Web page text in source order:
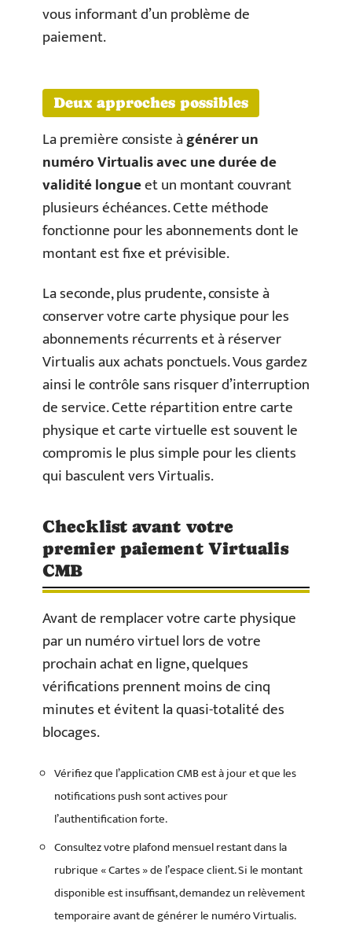
vous informant d’un problème de
paiement.
Deux approches possibles
La première consiste àgénérer un
numéro Virtualis avec une durée de
validité longueet un montant couvrant
plusieurs échéances. Cette méthode
fonctionne pour les abonnements dont le
montant est fixe et prévisible.
La seconde, plus prudente, consiste à
conserver votre carte physique pour les
abonnements récurrents et à réserver
Virtualis aux achats ponctuels. Vous gardez
ainsi le contrôle sans risquer d’interruption
de service. Cette répartition entre carte
physique et carte virtuelle est souvent le
compromis le plus simple pour les clients
qui basculent vers Virtualis.
Checklist avant votre
premier paiement Virtualis
CMB
Avant de remplacer votre carte physique
par un numéro virtuel lors de votre
prochain achat en ligne, quelques
vérifications prennent moins de cinq
minutes et évitent la quasi-totalité des
blocages.
Vérifiez que l’application CMB est à jour et que les
notifications push sont actives pour
l’authentification forte.
Consultez votre plafond mensuel restant dans la
rubrique « Cartes » de l’espace client. Si le montant
disponible est insuffisant, demandez un relèvement
temporaire avant de générer le numéro Virtualis.